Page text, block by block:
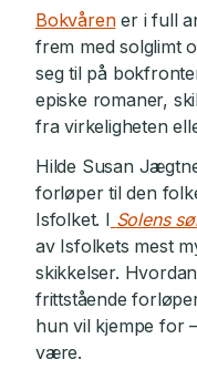
Bokvårener i full
frem med solglimt
seg til på
episke romaner,
fra virkeligheten
Hilde Susan
forløper til den
Isfolket. I Solens
av Isfolkets mest
skikkelser.
frittstående
hun vil kjempe for
være.